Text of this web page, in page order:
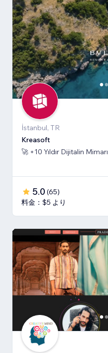
İstanbul, TR
Kreasoft
🚀 +10 Yıldır Dijitalin Mimarı
5.0 (65)
料金：$5 より